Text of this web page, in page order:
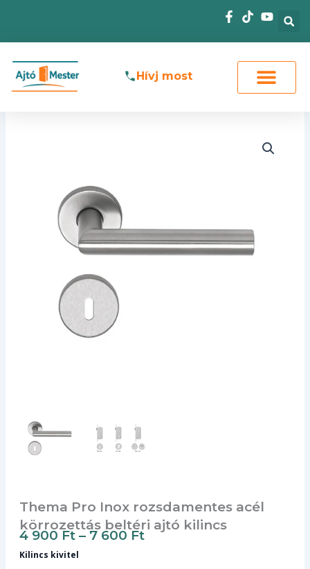
content
Hívj most
Thema Pro Inox rozsdamentes acél
körrozettás beltéri ajtó kilincs
4 900 Ft – 7 600 FtÁrtartomány:
Kilincs kivitel